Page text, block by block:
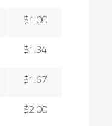
$1.00
$1.34
$1.67
$2.00